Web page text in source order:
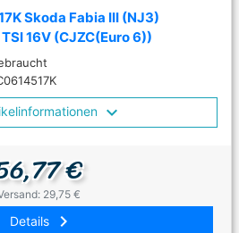
Skoda Fabia III (NJ3)
16V (CJZC(Euro 6))
€
29,75 €
Details keyboard_arrow_right